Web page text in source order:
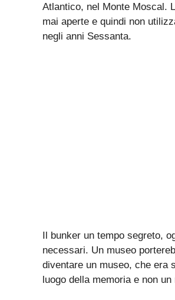
Atlantico, nel Monte Moscal.
mai aperte e quindi non
negli anni Sessanta.
Il bunker un tempo segreto,
necessari. Un museo
diventare un museo, che era
luogo della memoria e non un